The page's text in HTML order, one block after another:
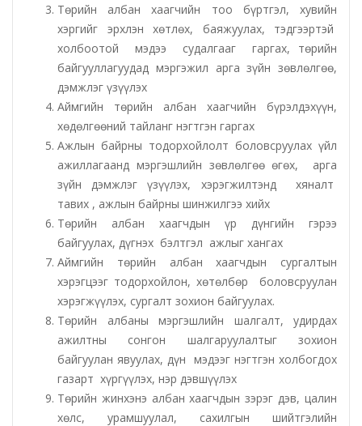
Эрдэнэтийн ДЦС ТӨХК
Сум дундын ойн анги
Музей
Нийтлэг үйлчилгээний алба
Хот байгуулалт, барилга захиалагчийн алба утүг
Сэлэнгэ голын сав газрын захиргаа
Орхон аймаг дахь Эрүүл мэндийн даатгалын хэлтэс
Эрдэнэт цэцэрлэгт хүрээлэн ашиглалтын өмнөх
захиргаа
Эрдэнэт шинжлэх ухаан, технологийн парк
Төрийн албан хаагчийн тоо бүртгэл, хувийн
хэргийг эрхлэн хөтлөх, баяжуулах, тэдгээртэй
холбоотой мэдээ судалгааг гаргах, төрийн
байгууллагуудад мэргэжил арга зүйн зөвлөлгөө,
дэмжлэг үзүүлэх
Аймгийн төрийн албан хаагчийн бүрэлдэхүүн,
хөдөлгөөний тайланг нэгтгэн гаргах
Ажлын байрны тодорхойлолт боловсруулах үйл
ажиллагаанд мэргэшлийн зөвлөлгөө өгөх, арга
зүйн дэмжлэг үзүүлэх, хэрэгжилтэнд хяналт
тавих , ажлын байрны шинжилгээ хийх
Төрийн албан хаагчдын үр дүнгийн гэрээ
байгуулах, дүгнэх бэлтгэл ажлыг хангах
Аймгийн төрийн албан хаагчдын сургалтын
хэрэгцээг тодорхойлон, хөтөлбөр боловсруулан
хэрэгжүүлэх, сургалт зохион байгуулах.
Төрийн албаны мэргэшлийн шалгалт, удирдах
ажилтны сонгон шалгаруулалтыг зохион
байгуулан явуулах, дүн мэдээг нэгтгэн холбогдох
газарт хүргүүлэх, нэр дэвшүүлэх
Төрийн жинхэнэ албан хаагчдын зэрэг дэв, цалин
хөлс, урамшуулал, сахилгын шийтгэлийн